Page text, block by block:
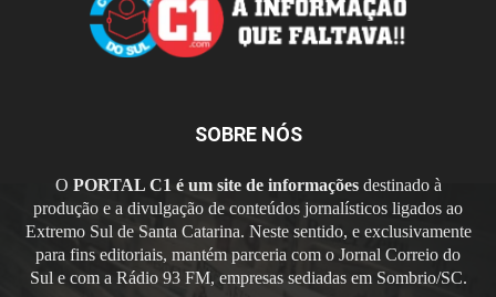
SOBRE NÓS
O PORTAL C1 é um site de informaçõesdestinado à
produção e a divulgação de conteúdos jornalísticos ligados ao
Extremo Sul de Santa Catarina. Neste sentido, e exclusivamente
para fins editoriais, mantém parceria com o Jornal Correio do
Sul e com a Rádio 93 FM, empresas sediadas em Sombrio/SC.